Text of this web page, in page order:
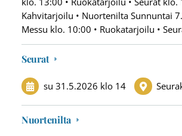
Kahvitarjoilu • Nuortenilta Sunnuntai
Messu klo. 10:00 • Ruokatarjoilu •
Seurat
su 31.5.2026 klo 14
Nuortenilta